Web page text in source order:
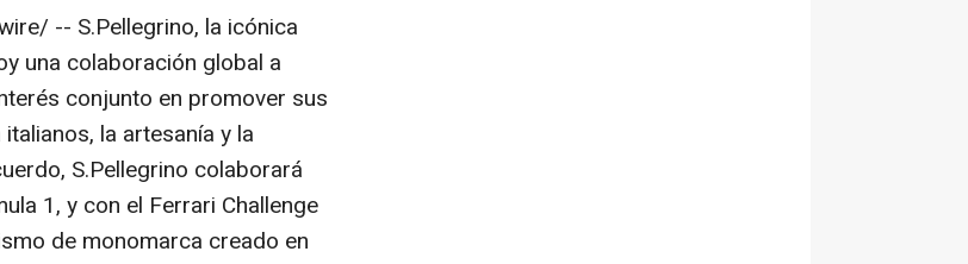
-- S.Pellegrino, la icónica
una colaboración global a
conjunto en promover sus
la artesanía y la
S.Pellegrino colaborará
1, y con el Ferrari Challenge
de monomarca creado en